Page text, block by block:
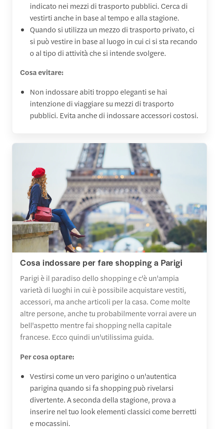
indicato nei mezzi di trasporto pubblici. Cerca di
vestirti anche in base al tempo e alla stagione.
Quando si utilizza un mezzo di trasporto privato, ci
si può vestire in base al luogo in cui ci si sta recando
o al tipo di attività che si intende svolgere.
Cosa evitare:
Non indossare abiti troppo eleganti se hai
intenzione di viaggiare su mezzi di trasporto
pubblici. Evita anche di indossare accessori costosi.
Cosa indossare per fare shopping a Parigi
Parigi è il paradiso dello shopping e c'è un'ampia
varietà di luoghi in cui è possibile acquistare vestiti,
accessori, ma anche articoli per la casa. Come molte
altre persone, anche tu probabilmente vorrai avere un
bell'aspetto mentre fai shopping nella capitale
francese. Ecco quindi un'utilissima guida.
Per cosa optare:
Vestirsi come un vero parigino o un'autentica
parigina quando si fa shopping può rivelarsi
divertente. A seconda della stagione, prova a
inserire nel tuo look elementi classici come berretti
e mocassini.